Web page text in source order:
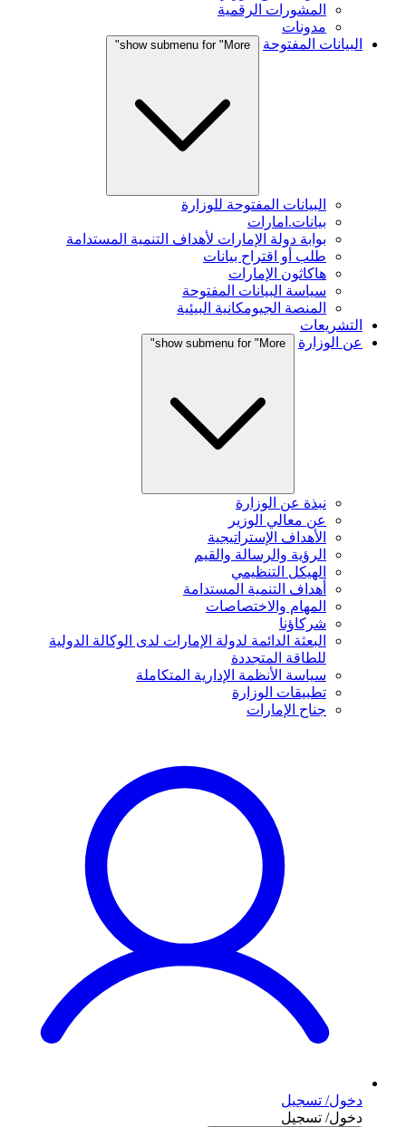
المشورات الرقمية
مدونات
البيانات المفتوحة
show submenu for "More"
البيانات المفتوحة للوزارة
بيانات.امارات
بوابة دولة الإمارات لأهداف التنمية المستدامة
طلب أو اقتراح بيانات
هاكاثون الإمارات
سياسة البيانات المفتوحة
المنصة الجيومكانية البيئية
التشريعات
عن الوزارة
show submenu for "More"
نبذة عن الوزارة
عن معالي الوزير
الأهداف الإستراتيجية
الرؤية والرسالة والقيم
الهيكل التنظيمي
أهداف التنمية المستدامة
المهام والاختصاصات
شركاؤنا
البعثة الدائمة لدولة الإمارات لدى الوكالة الدولية
للطاقة المتجددة
سياسة الأنظمة الإدارية المتكاملة
تطبيقات الوزارة
جناح الإمارات
دخول/ تسجيل
دخول/ تسجيل